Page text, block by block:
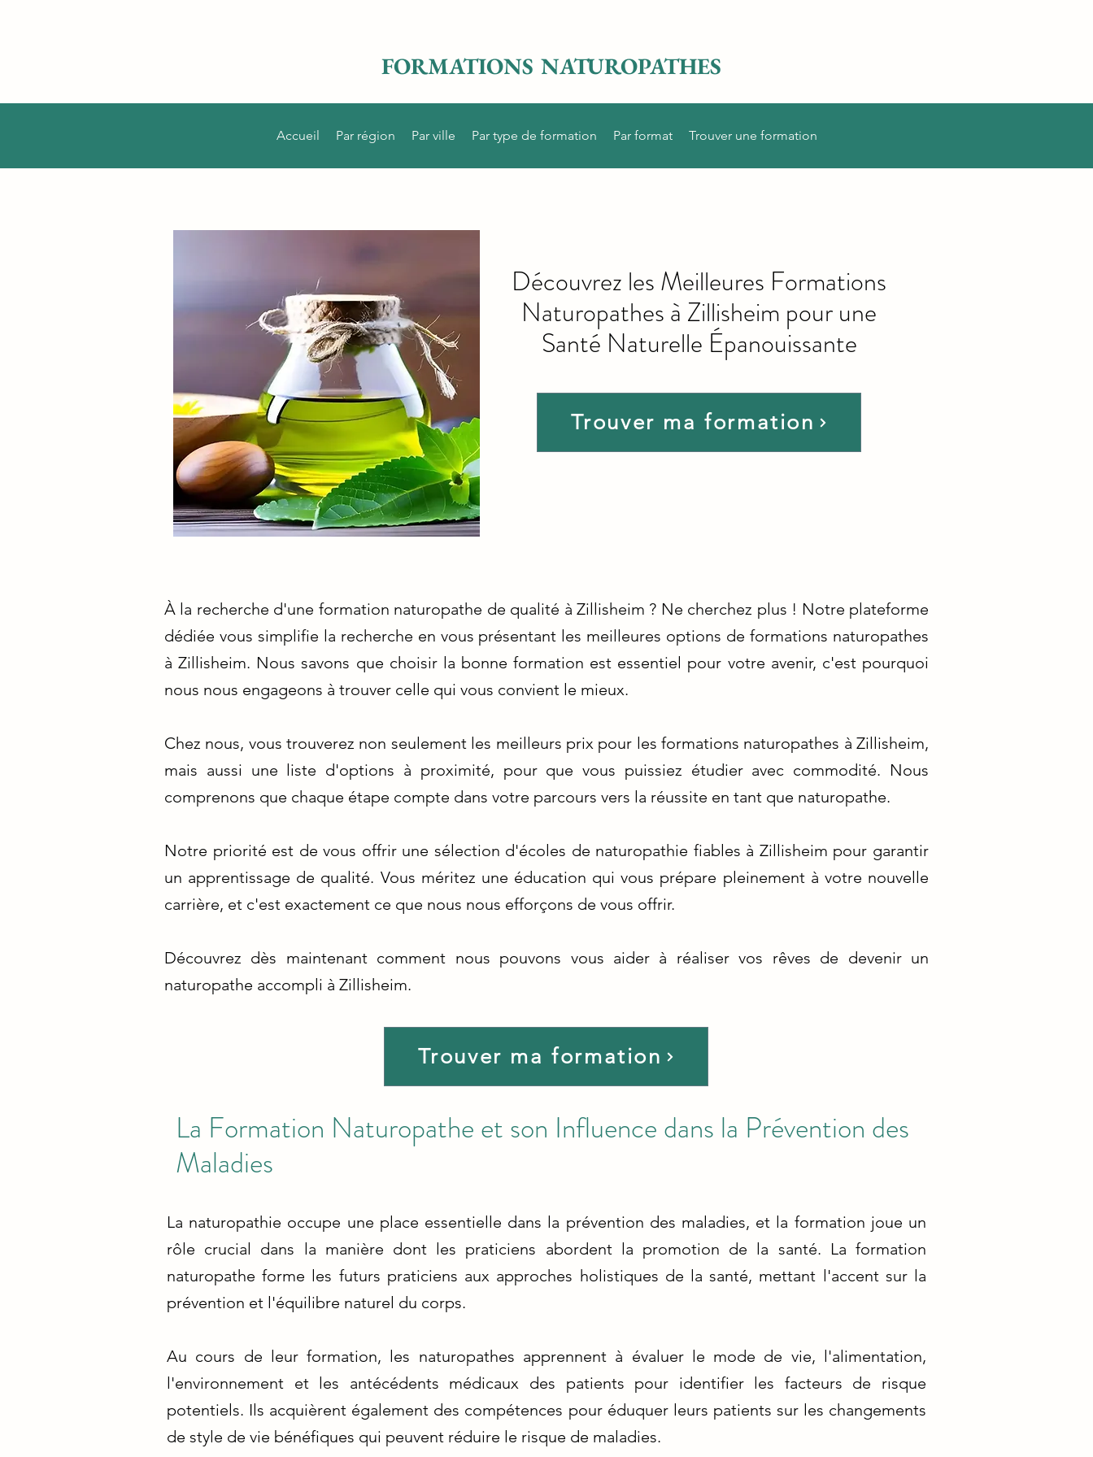
FORMATIONS NATUROPATHES
Accueil Par région Par ville Par type de formation Par format Trouver une formation
Trouver ma formation
Découvrez les Meilleures Formations
Naturopathes à Zillisheim pour une
Santé Naturelle Épanouissante
À la recherche d'une formation naturopathe de qualité à Zillisheim ? Ne cherchez plus ! Notre plateforme
dédiée vous simplifie la recherche en vous présentant les meilleures options de formations naturopathes
à Zillisheim. Nous savons que choisir la bonne formation est essentiel pour votre avenir, c'est pourquoi
nous nous engageons à trouver celle qui vous convient le mieux.
Chez nous, vous trouverez non seulement les meilleurs prix pour les formations naturopathes à Zillisheim,
mais aussi une liste d'options à proximité, pour que vous puissiez étudier avec commodité. Nous
comprenons que chaque étape compte dans votre parcours vers la réussite en tant que naturopathe.
Notre priorité est de vous offrir une sélection d'écoles de naturopathie fiables à Zillisheim pour garantir
un apprentissage de qualité. Vous méritez une éducation qui vous prépare pleinement à votre nouvelle
carrière, et c'est exactement ce que nous nous efforçons de vous offrir.
Découvrez dès maintenant comment nous pouvons vous aider à réaliser vos rêves de devenir un
naturopathe accompli à Zillisheim.
Trouver ma formation
La Formation Naturopathe et son Influence dans la Prévention des
Maladies
La naturopathie occupe une place essentielle dans la prévention des maladies, et la formation joue un
rôle crucial dans la manière dont les praticiens abordent la promotion de la santé. La formation
naturopathe forme les futurs praticiens aux approches holistiques de la santé, mettant l'accent sur la
prévention et l'équilibre naturel du corps.
Au cours de leur formation, les naturopathes apprennent à évaluer le mode de vie, l'alimentation,
l'environnement et les antécédents médicaux des patients pour identifier les facteurs de risque
potentiels. Ils acquièrent également des compétences pour éduquer leurs patients sur les changements
de style de vie bénéfiques qui peuvent réduire le risque de maladies.